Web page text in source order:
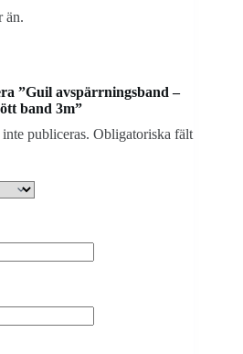
än.
”Guil avspärrningsband –
band 3m”
publiceras. Obligatoriska fält